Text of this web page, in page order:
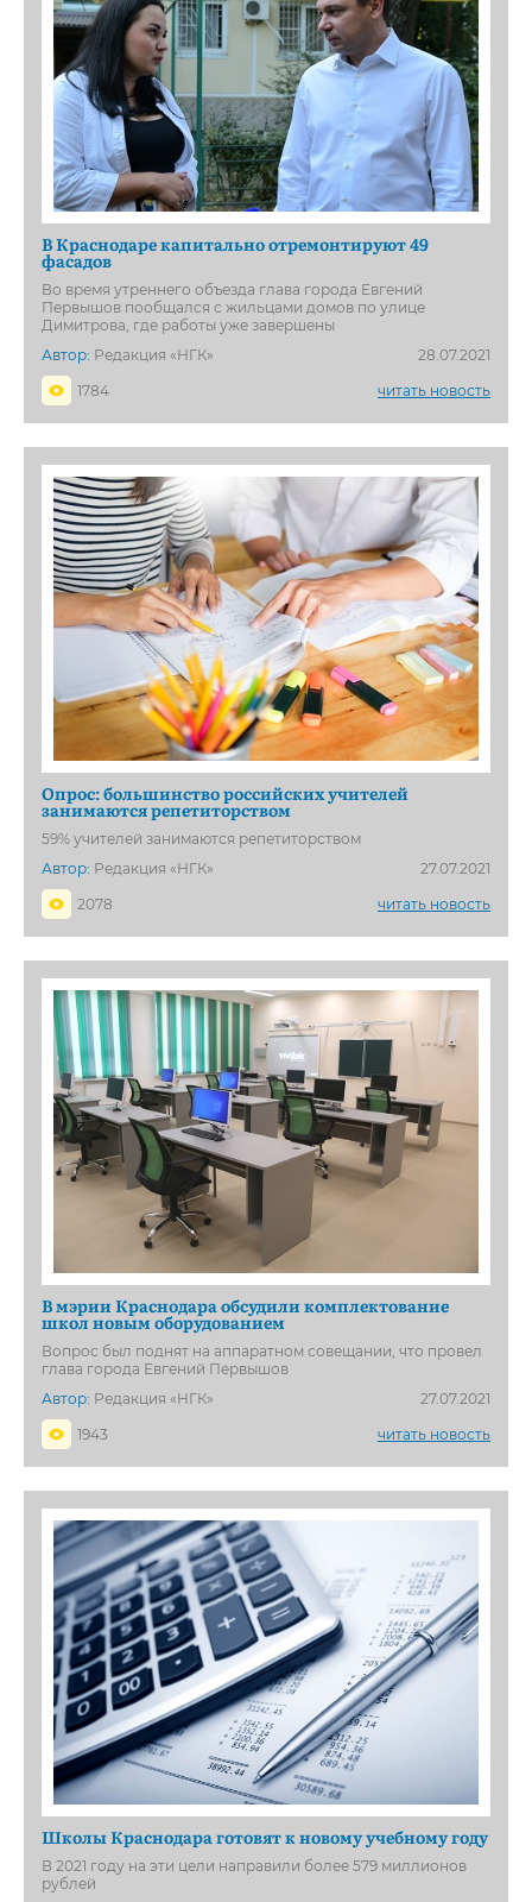
В Краснодаре капитально отремонтируют 49
фасадов
Во время утреннего объезда глава города Евгений
Первышов пообщался с жильцами домов по улице
Димитрова, где работы уже завершены
Автор: Редакция «НГК»
28.07.2021
1784
читать новость
Опрос: большинство российских учителей
занимаются репетиторством
59% учителей занимаются репетиторством
Автор: Редакция «НГК»
27.07.2021
2078
читать новость
В мэрии Краснодара обсудили комплектование
школ новым оборудованием
Вопрос был поднят на аппаратном совещании, что провел
глава города Евгений Первышов
Автор: Редакция «НГК»
27.07.2021
1943
читать новость
Школы Краснодара готовят к новому учебному году
В 2021 году на эти цели направили более 579 миллионов
рублей